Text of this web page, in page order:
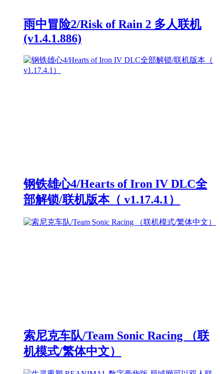
雨中冒险2/Risk of Rain 2 多人联机
(v1.4.1.886)
钢铁雄心4/Hearts of Iron IV DLC全
部解锁/联机版本（ v1.17.4.1）
索尼克车队/Team Sonic Racing （联
机模式/繁体中文）